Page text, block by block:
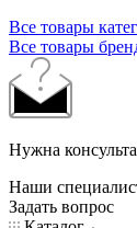
Все товары
Все товары
Нужна
Наши
Задать вопрос